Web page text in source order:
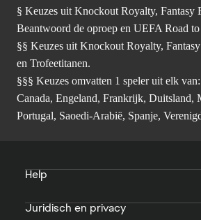
§ Keuzes uit Knockout Royalty, Fantasy
Beantwoord de oproep en UEFA Road
§§ Keuzes uit Knockout Royalty,
en Trofeetitanen.
§§§ Keuzes omvatten 1 speler uit elk
Canada, Engeland, Frankrijk, Duitsland,
Portugal, Saoedi-Arabië, Spanje,
Help
Juridisch en privacy